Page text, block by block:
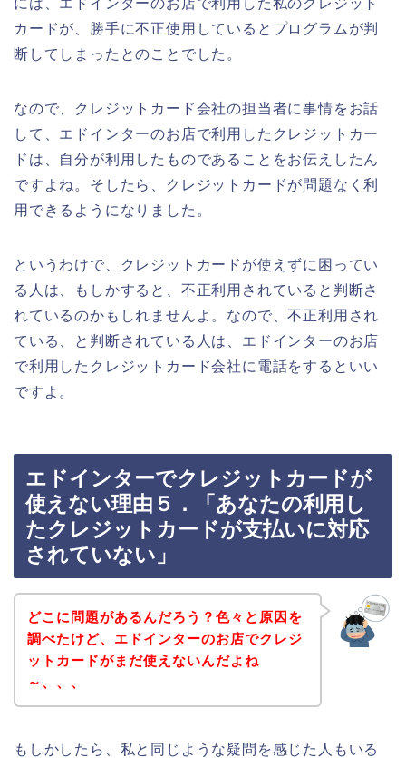
カードが、勝手に不正使用しているとプログラムが判
断してしまったとのことでした。
なので、クレジットカード会社の担当者に事情をお話
して、エドインターのお店で利用したクレジットカー
ドは、自分が利用したものであることをお伝えしたん
ですよね。そしたら、クレジットカードが問題なく利
用できるようになりました。
というわけで、クレジットカードが使えずに困ってい
る人は、もしかすると、不正利用されていると判断さ
れているのかもしれませんよ。なので、不正利用され
ている、と判断されている人は、エドインターのお店
で利用したクレジットカード会社に電話をするといい
ですよ。
エドインターでクレジットカードが
使えない理由５．「あなたの利用し
たクレジットカードが支払いに対応
されていない」
どこに問題があるんだろう？色々と原因を
調べたけど、エドインターのお店でクレジ
ットカードがまだ使えないんだよね
～、、、
もしかしたら、私と同じような疑問を感じた人もいる